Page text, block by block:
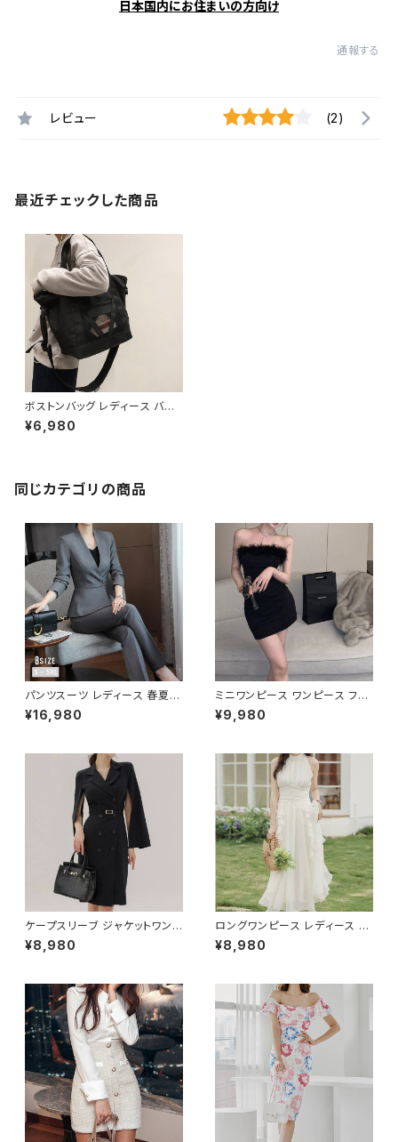
日本国内にお住まいの方向け
通報する
レビュー (2)
最近チェックした商品
ボストンバッグ レディース バッ
クパック トートバッグ ショルダー
バッグ 春夏 秋冬 春 夏 秋 冬 黒
ク ボストンバック ハンドバッグ
リュックサック ボストン バック
ラベル 旅行バック かばん ママ
バッグ 大容量 大きめ 旅行 通学
通勤 大学生 女の子 A4 B4 グ
レー ブラック カレッジコーデ カ
ジュアル デイリー デート お出
かけ K-B0094
¥6,980
同じカテゴリの商品
パンツスーツ レディース 春夏
秋冬 春 夏 秋 冬 黒 紺 スーツ
上下セット 2点セット ジャケット
ビジネススーツ ロング パンツス
ーツ ロングパンツ ペプラム ノー
カラースーツ ペプラムジャケット
レディーススーツ 大きいサイズ
オフィス OL オフィスカジュアル
ビジネス 結婚式 パーティー お
呼ばれ ブラック ネイビー グレ
ー S M L XL 2XL 3XL 4XL 5
XL 10代 20代 30代 40代 C-
WAW1079
¥16,980
ミニワンピース ワンピース フェ
ザーデザイン タイトワンピース
チューブトップ レディース 春夏
ワンピドレス OL エレガント フ
ォーマル ブラック ボルドー ホワ
イト 大きいサイズ きれいめ ドレ
スワンピース お呼ばれ 韓国 フ
ァッション オフィスカジュアル 韓
国風 キャバドレス ナイトドレス
ナイトワンピ カジュアル 10代 2
0代 30代 40代 C-OSS0127
¥9,980
ケープスリーブ ジャケットワンピ
ース ベルト付き ワンピース レデ
ィース 長袖 襟付き タイト スー
ート 二次会 結婚式 春 夏 秋 冬
お呼ばれ ブラック ベージュ お
しゃれ 高見え 20代 30代 40代
フォーマル 体型カバー 人気 トレ
ンド C-OSS0136
¥8,980
ロングワンピース レディース シ
フォン フリル ハイネック ノース
リーブ フレア Aライン エレガン
秋 冬 お呼ばれ デート 食事会
フォーマル リゾート パーティー
人気 大人可愛い ホワイト C-O
¥8,980